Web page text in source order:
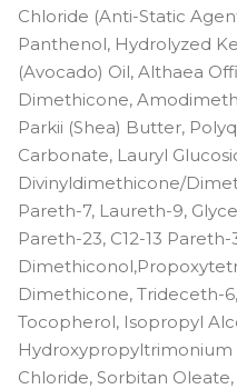
Chloride (Anti-Static
Panthenol, Hydrolyzed
(Avocado) Oil, Althaea
Dimethicone,
Parkii (Shea) Butter,
Carbonate, Lauryl
Divinyldimethicone/
Pareth-7, Laureth-9,
Pareth-23, C12-13 Pareth-
Dimethicone, Trideceth-
Tocopherol, Isopropyl
Hydroxypropyltrimonium
Chloride, Sorbitan Oleate,